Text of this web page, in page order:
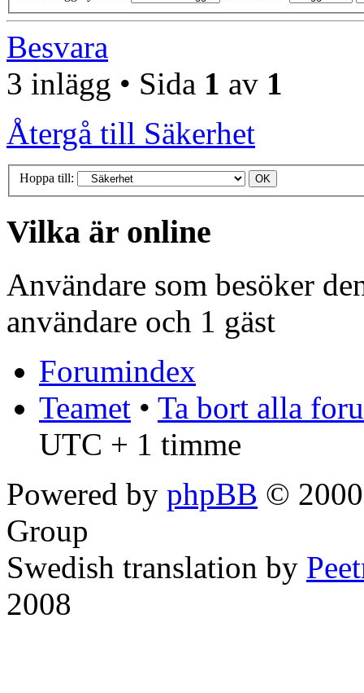
Besvara
3 inlägg • Sida 1 av 1
Återgå till Säkerhet
Hoppa till:
Vilka är online
Användare som besöker
användare och 1 gäst
Forumindex
Teamet • Ta bort alla
UTC + 1 timme
Powered by phpBB ©
Group
Swedish translation by
2008